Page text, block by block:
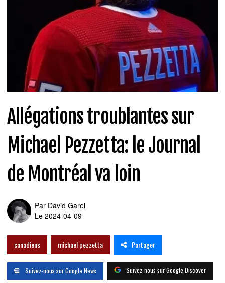
Allégations troublantes sur
Michael Pezzetta: le Journal
de Montréal va loin
Par David Garel
Le 2024-04-09
canadiens michael pezzetta Partager
Suivez-nous sur Google News Suivez-nous sur Google Discover